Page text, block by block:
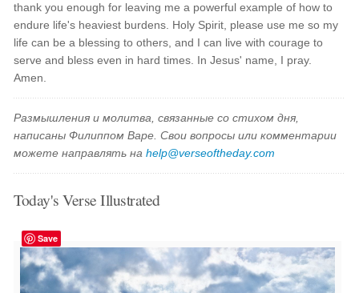
thank you enough for leaving me a powerful example of how to
endure life's heaviest burdens. Holy Spirit, please use me so my
life can be a blessing to others, and I can live with courage to
serve and bless even in hard times. In Jesus' name, I pray.
Amen.
Размышления и молитва, связанные со стихом дня,
написаны Филиппом Варе. Свои вопросы или комментарии
можете направлять наhelp@verseoftheday.com
Today's Verse Illustrated
Save